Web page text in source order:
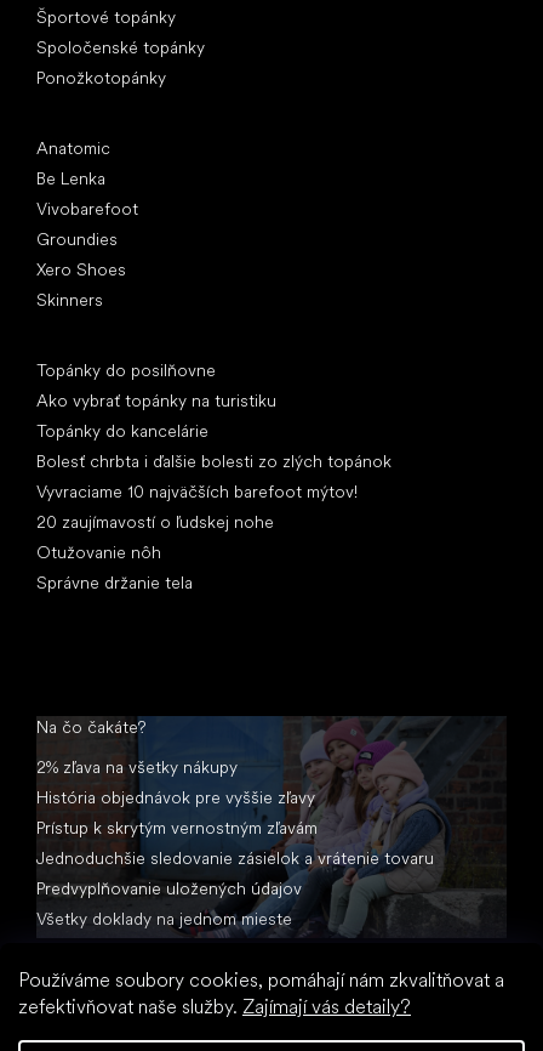
Používáme soubory cookies, pomáhají nám zkvalitňovat a
zefektivňovat naše služby. Zajímají vás detaily?
Športové topánky
Spoločenské topánky
Ponožkotopánky
Anatomic
Be Lenka
Vivobarefoot
Groundies
Xero Shoes
Skinners
Topánky do posilňovne
Ako vybrať topánky na turistiku
Topánky do kancelárie
Bolesť chrbta i ďalšie bolesti zo zlých topánok
Vyvraciame 10 najväčších barefoot mýtov!
20 zaujímavostí o ľudskej nohe
Otužovanie nôh
Správne držanie tela
Na čo čakáte?
2% zľava na všetky nákupy
História objednávok pre vyššie zľavy
Prístup k skrytým vernostným zľavám
Jednoduchšie sledovanie zásielok a vrátenie tovaru
Predvyplňovanie uložených údajov
Všetky doklady na jednom mieste